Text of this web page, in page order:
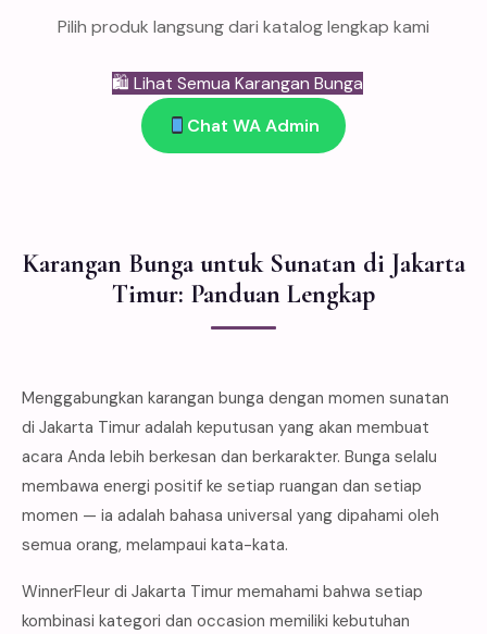
Pilih produk langsung dari katalog lengkap kami
🛍 Lihat Semua Karangan Bunga
Chat WA Admin
Karangan Bunga untuk Sunatan di Jakarta
Timur: Panduan Lengkap
Menggabungkan karangan bunga dengan momen sunatan
di Jakarta Timur adalah keputusan yang akan membuat
acara Anda lebih berkesan dan berkarakter. Bunga selalu
membawa energi positif ke setiap ruangan dan setiap
momen — ia adalah bahasa universal yang dipahami oleh
semua orang, melampaui kata-kata.
WinnerFleur di Jakarta Timur memahami bahwa setiap
kombinasi kategori dan occasion memiliki kebutuhan